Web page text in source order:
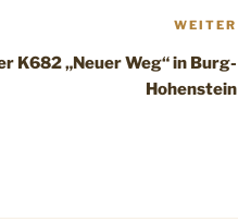
WEITER
K682 „Neuer Weg“ in Burg-
Hohenstein